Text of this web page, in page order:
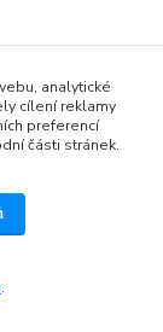
analytické
cílení reklamy
preferencí
části stránek.
.